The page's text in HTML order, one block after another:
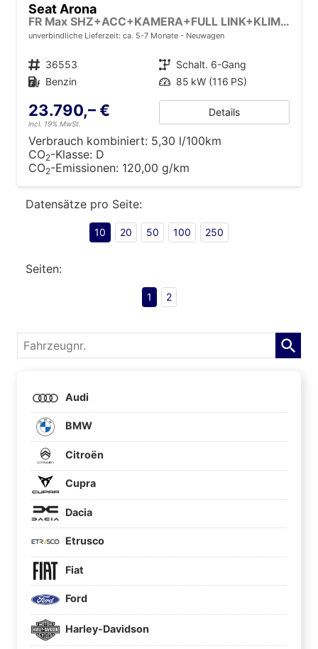
Seat Arona
FR Max SHZ+ACC+KAMERA+FULL LINK+KLIMA+KESSY+LED+16" ALU
unverbindliche Lieferzeit: ca. 5-7 Monate Neuwagen
Fahrzeugnr. 36553 Getriebe Schalt. 6-Gang
Kraftstoff Benzin Leistung 85 kW (116 PS)
23.790,– €
incl. 19% MwSt.
Details
Verbrauch kombiniert: 5,30 l/100km
CO2-Klasse: D
CO2-Emissionen: 120,00 g/km
Datensätze pro Seite:
10 20 50 100 250
Seiten:
1 2
Fahrzeugnr.
Audi
BMW
Citroën
Cupra
Dacia
Etrusco
Fiat
Ford
Harley-Davidson